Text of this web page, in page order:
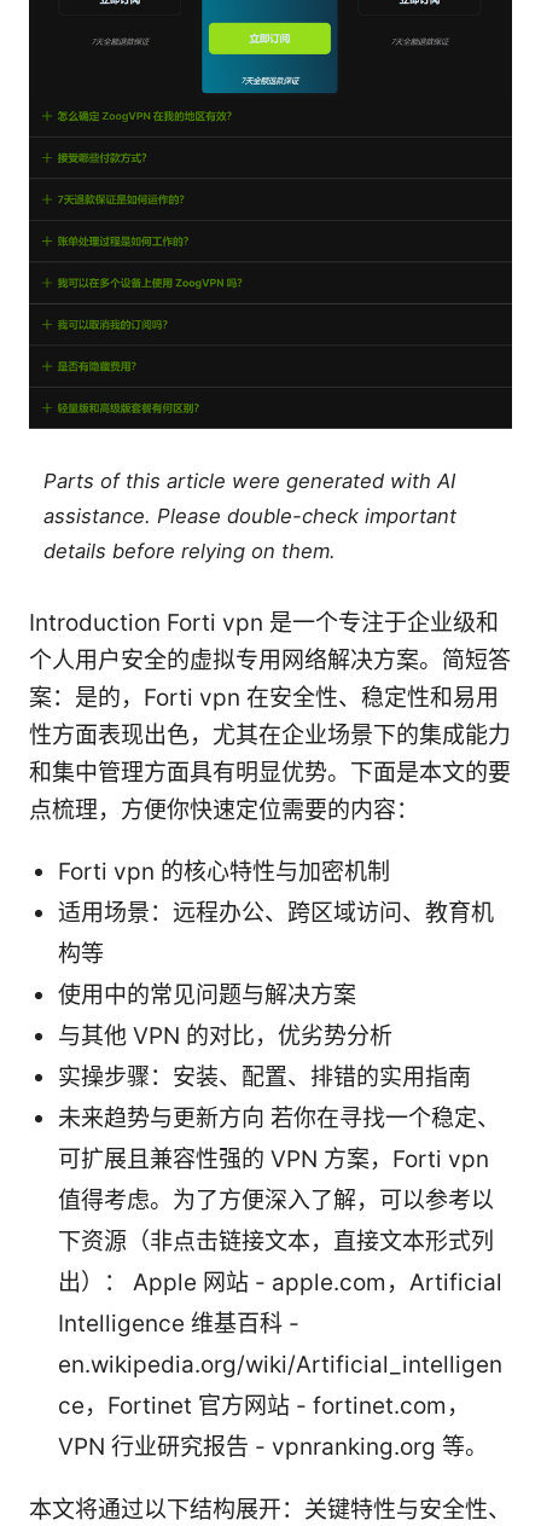
Parts of this article were generated with AI
assistance. Please double-check important
details before relying on them.
Introduction Forti vpn 是一个专注于企业级和
个人用户安全的虚拟专用网络解决方案。简短答
案：是的，Forti vpn 在安全性、稳定性和易用
性方面表现出色，尤其在企业场景下的集成能力
和集中管理方面具有明显优势。下面是本文的要
点梳理，方便你快速定位需要的内容：
Forti vpn 的核心特性与加密机制
适用场景：远程办公、跨区域访问、教育机
构等
使用中的常见问题与解决方案
与其他 VPN 的对比，优劣势分析
实操步骤：安装、配置、排错的实用指南
未来趋势与更新方向 若你在寻找一个稳定、
可扩展且兼容性强的 VPN 方案，Forti vpn
值得考虑。为了方便深入了解，可以参考以
下资源（非点击链接文本，直接文本形式列
出）： Apple 网站 - apple.com，Artificial
Intelligence 维基百科 -
en.wikipedia.org/wiki/Artificial_intelligen
ce，Fortinet 官方网站 - fortinet.com，
VPN 行业研究报告 - vpnranking.org 等。
本文将通过以下结构展开：关键特性与安全性、